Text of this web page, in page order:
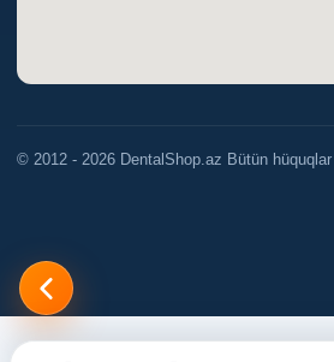
© 2012 - 2026 DentalShop.az Bütün hüquqlar